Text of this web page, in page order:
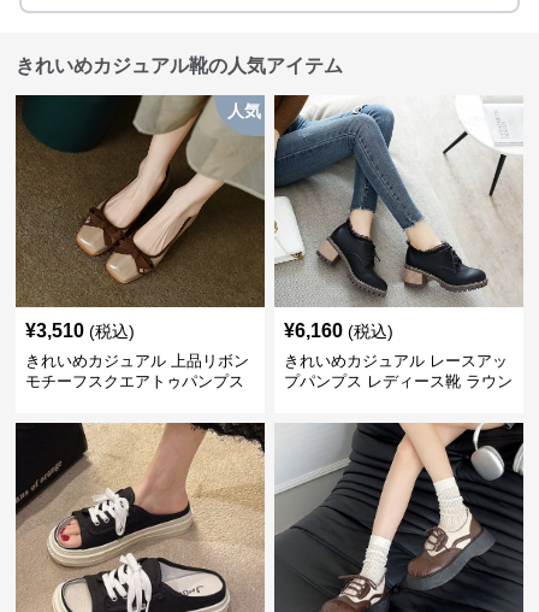
きれいめカジュアル靴の人気アイテム
人気
¥3,510 (税込)
きれいめカジュアル 上品リボン
モチーフスクエアトゥパンプス
¥6,160 (税込)
きれいめカジュアル レースアッ
プパンプス レディース靴 ラウン
上品 カジュアルシューズ